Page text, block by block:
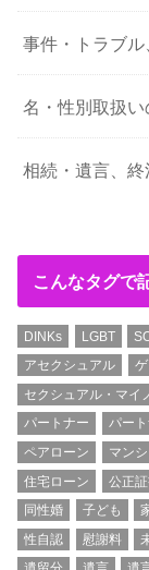
事件・トラブ
名・性別取扱い
相続・遺言、終
こんなタグで
DINKs LGBT
アセクシュアル
セクシュアル・マイ
パートナー
パー
ペアローン
マン
住宅ローン
公正
同性婚
子ども
性自認
慰謝料